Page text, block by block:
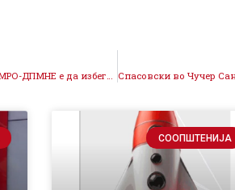
Димитров: Врвна амбиција на ВМРО-ДПМНЕ е да избегне правда низ административните и судски лавиринти, заради тоа нивните ветувања за правда се смешни!
СООПШТЕНИЈА